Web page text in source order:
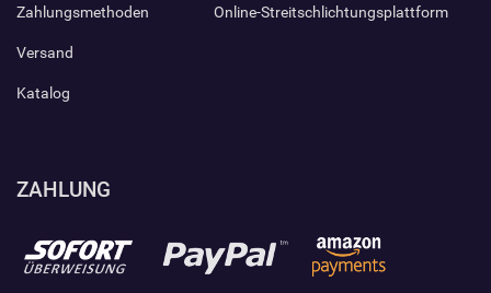
Zahlungsmethoden
Versand
Katalog
Online-Streitschlichtungsplattform
ZAHLUNG